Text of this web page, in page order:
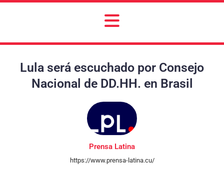
Lula será escuchado por Consejo
Nacional de DD.HH. en Brasil
Prensa Latina
https://www.prensa-latina.cu/